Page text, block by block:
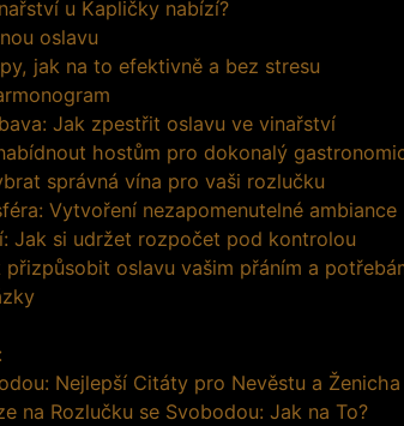
u Kapličky nabízí?
oslavu
jak na to efektivně a bez stresu
Jak zpestřit oslavu ve vinařství
hostům pro dokonalý
správná vína pro vaši rozlučku
Vytvoření nezapomenutelné ambiance
Jak si udržet rozpočet pod kontrolou
přizpůsobit oslavu vašim přáním a
Nejlepší Citáty pro Nevěstu a Ženicha
na Rozlučku se Svobodou: Jak na To?